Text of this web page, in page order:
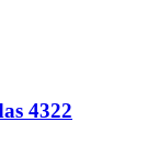
4322